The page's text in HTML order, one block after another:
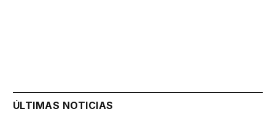
ÚLTIMAS NOTICIAS